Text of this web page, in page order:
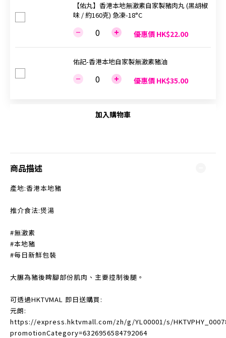
【佑丸】香港本地無激素自家製豬肉丸 (黑胡椒
味 / 約160克) 急凍-18°C
優惠價 HK$22.00
佑記-香港本地自家製無激素豬油
優惠價 HK$35.00
加入購物車
商品描述
產地:香港本地豬
推介食法:煲湯
#無激素
#本地豬
#每日新鮮包裝
大𦟌為豬後睥腳部份肌肉、主要控制後腿。
可透過HKTVMAL 即日送購買:
元朗:
https://express.hktvmall.com/zh/g/YL00001/s/
promotionCategory=6326956584792064